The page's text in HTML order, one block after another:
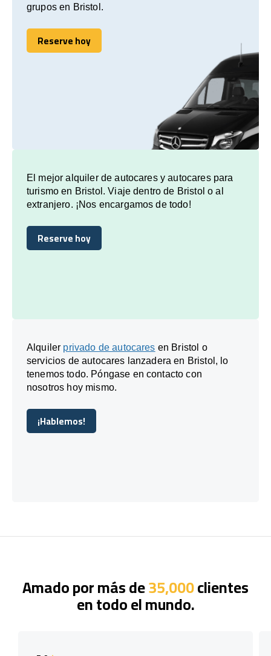
grupos en Bristol.
Reserve hoy
Reserve hoy
El mejor alquiler de autocares y autocares para
turismo en Bristol. Viaje dentro de Bristol o al
extranjero. ¡Nos encargamos de todo!
Reserve hoy
Reserve hoy
Alquiler privado de autocares en Bristol o
servicios de autocares lanzadera en Bristol, lo
tenemos todo. Póngase en contacto con
nosotros hoy mismo.
¡Hablemos!
¡Hablemos!
Amado por más de35,000clientes
en todo el mundo.